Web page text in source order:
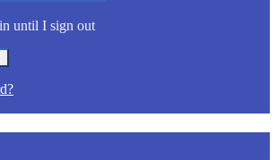
until I sign out